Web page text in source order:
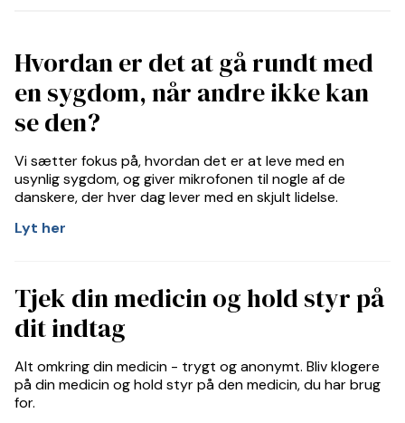
Hvordan er det at gå rundt med
en sygdom, når andre ikke kan
se den?
Vi sætter fokus på, hvordan det er at leve med en
usynlig sygdom, og giver mikrofonen til nogle af de
danskere, der hver dag lever med en skjult lidelse.
Lyt her
Tjek din medicin og hold styr på
dit indtag
Alt omkring din medicin - trygt og anonymt. Bliv klogere
på din medicin og hold styr på den medicin, du har brug
for.